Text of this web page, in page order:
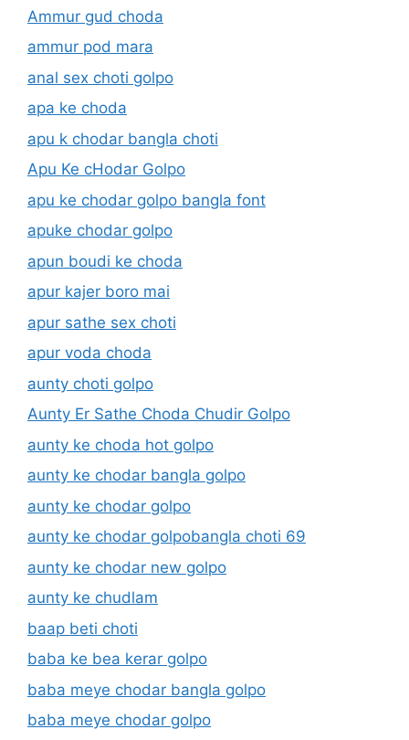
Ammur gud choda
ammur pod mara
anal sex choti golpo
apa ke choda
apu k chodar bangla choti
Apu Ke cHodar Golpo
apu ke chodar golpo bangla font
apuke chodar golpo
apun boudi ke choda
apur kajer boro mai
apur sathe sex choti
apur voda choda
aunty choti golpo
Aunty Er Sathe Choda Chudir Golpo
aunty ke choda hot golpo
aunty ke chodar bangla golpo
aunty ke chodar golpo
aunty ke chodar golpobangla choti 69
aunty ke chodar new golpo
aunty ke chudlam
baap beti choti
baba ke bea kerar golpo
baba meye chodar bangla golpo
baba meye chodar golpo